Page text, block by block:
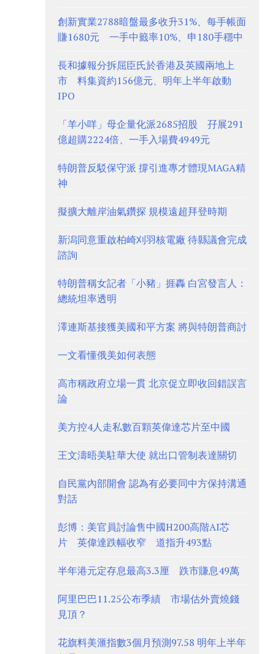
創新實業2788暗盤最多收升31%、每手帳面
賺1680元 一手中籤率10%、申180手穩中
長和據報分拆屈臣氏於香港及英國兩地上
市 料集資約156億元、明年上半年啟動
IPO
「羊小咩」母企量化派2685招股 孖展291
億超購2224倍、一手入場費4949元
特朗普反駁保守派 撐引進專才體現MAGA精
神
擬擴大離岸油氣鑽探 規模遠超拜登時期
新潟同意重啟柏崎刈羽核電廠 待縣議會完成
諮詢
特朗普稱女記者「小豬」捱轟 白宮發言人：
總統坦率透明
澤連斯基接獲美國和平方案 將與特朗普商討
一文看懂俄美如何表態
高市稱政府立場一貫 北京促立即收回錯誤言
論
美方控4人走私數百顆英偉達芯片至中國
王文濤晤美駐華大使 就出口管制表達關切
自民黨內部開會 認為有必要同中方保持溝通
對話
彭博：美官員討論售中國H200高階AI芯
片 英偉達跌幅收窄 道指升493點
半年港元定存息最高3.3厘 跌市賺息49萬
阿里巴巴11.25公布季績 市場估外賣燒錢
見頂？
花旗料美滙指數3個月預測97.58 明年上半年